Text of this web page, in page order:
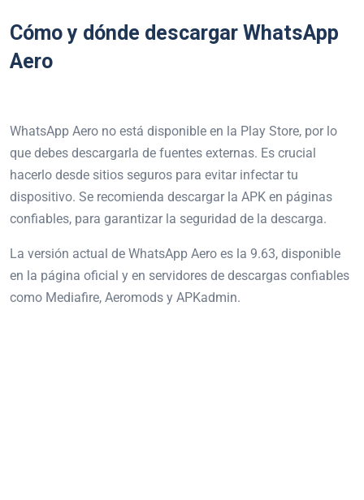
Cómo y dónde descargar WhatsApp
Aero
WhatsApp Aero no está disponible en la Play Store, por lo
que debes descargarla de fuentes externas. Es crucial
hacerlo desde sitios seguros para evitar infectar tu
dispositivo. Se recomienda descargar la APK en páginas
confiables, para garantizar la seguridad de la descarga.
La versión actual de WhatsApp Aero es la 9.63, disponible
en la página oficial y en servidores de descargas confiables
como Mediafire, Aeromods y APKadmin.